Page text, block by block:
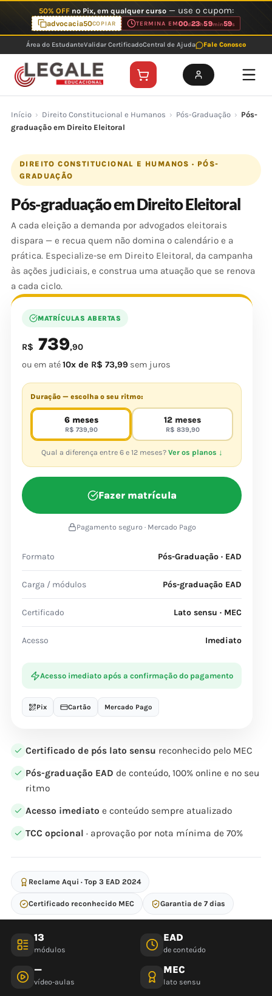
o
conteúdo
50% OFFno Pix, em qualquer curso— use o cupom:
advocacia50COPIAR TERMINA EM00d23h59min59s
Área do EstudanteValidar CertificadoCentral de Ajuda Fale Conosco
Início › Direito Constitucional e Humanos › Pós-Graduação › Pós-
graduação em Direito Eleitoral
DIREITO CONSTITUCIONAL E HUMANOS · PÓS-
GRADUAÇÃO
Pós-graduação em Direito Eleitoral
A cada eleição a demanda por advogados eleitorais
dispara — e recua quem não domina o calendário e a
prática. Especialize-se em Direito Eleitoral, da campanha
às ações judiciais, e construa uma atuação que se renova
a cada ciclo.
Certificado de pós lato sensu reconhecido pelo MEC
Pós-graduação EAD de conteúdo, 100% online e no seu
ritmo
Acesso imediato e conteúdo sempre atualizado
TCC opcional · aprovação por nota mínima de 70%
Reclame Aqui · Top 3 EAD 2024
Certificado reconhecido MEC Garantia de 7 dias
MATRÍCULAS ABERTAS
R$ 739,90
ou em até10x de R$ 73,99 sem juros
Duração — escolha o seu ritmo:
6 meses
R$ 739,90
12 meses
R$ 839,90
Qual a diferença entre 6 e 12 meses? Ver os planos ↓
Fazer matrícula
Pagamento seguro · Mercado Pago
Formato Pós-Graduação · EAD
Carga / módulos Pós-graduação EAD
Certificado Lato sensu · MEC
Acesso Imediato
Acesso imediato após a confirmação do pagamento
Pix Cartão Mercado Pago
13
módulos
EAD
de conteúdo
—
vídeo-aulas
MEC
lato sensu